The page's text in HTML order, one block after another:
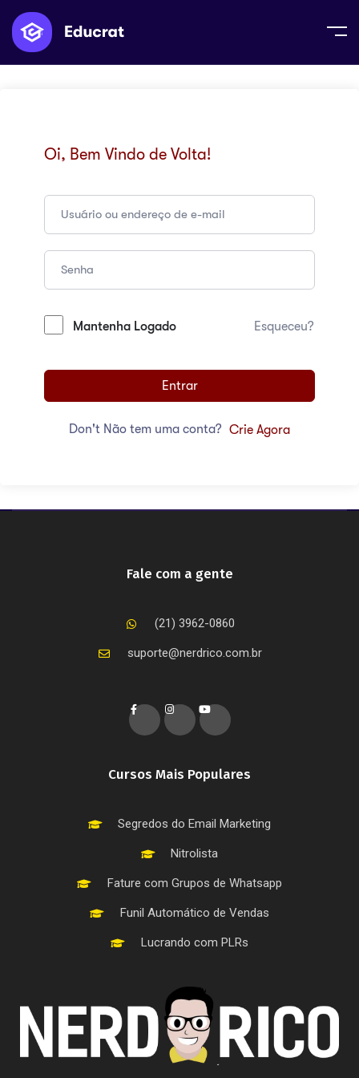
Oi, Bem Vindo de Volta!
Mantenha Logado Esqueceu?
Entrar
Don't Não tem uma conta? Crie Agora
Cursos Mais Populares
Segredos do Email Marketing
Nitrolista
Fature com Grupos de Whatsapp
Funil Automático de Vendas
Lucrando com PLRs
Fale com a gente
(21) 3962-0860
suporte@nerdrico.com.br